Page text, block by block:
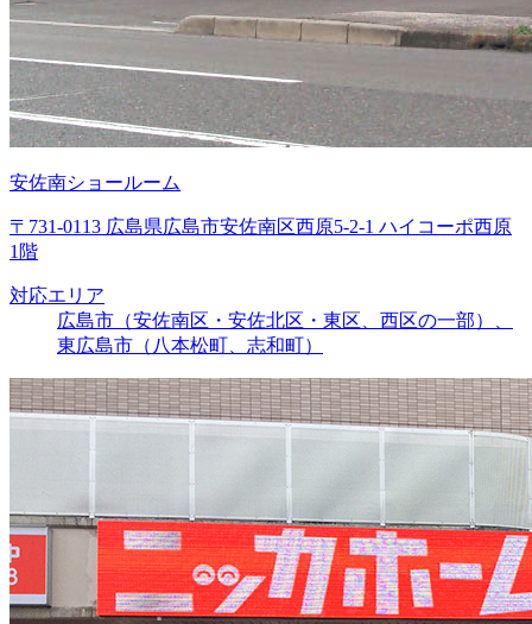
安佐南ショールーム
〒731-0113 広島県広島市安佐南区西原5-2-1 ハイコーポ西原
1階
対応エリア
広島市（安佐南区・安佐北区・東区、西区の一部）、
東広島市（八本松町、志和町）